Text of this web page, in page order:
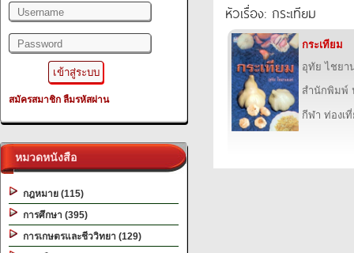
สมัครสมาชิก ลืมรหัสผ่าน
หมวดหนังสือ
กฎหมาย (115)
การศึกษา (395)
การเกษตรและชีววิทยา (129)
หัวเรื่อง: กระเทียม
กระเทียม
อุทัย ไชยา
สำนักพิมพ์
กีฬา ท่องเ